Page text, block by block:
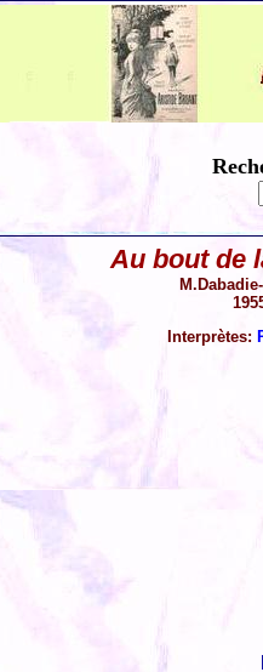
Au bout de
Interprètes: